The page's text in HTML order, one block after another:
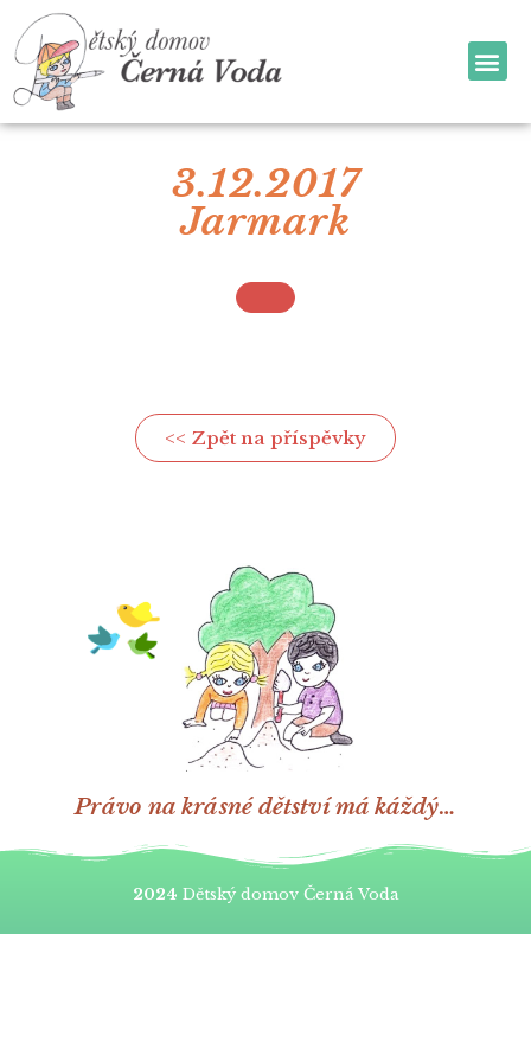
3.12.2017
Jarmark
<< Zpět na příspěvky
Právo na krásné dětství má káždý…
2024 Dětský domov Černá Voda